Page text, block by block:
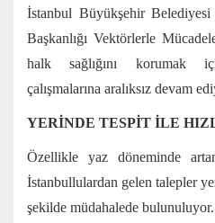
İstanbul Büyükşehir
Başkanlığı Vektörlerle
halk sağlığını korumak
çalışmalarına aralıksız devam
YERİNDE TESPİT İLE
Özellikle yaz döneminde
İstanbullulardan gelen talepler
şekilde müdahalede bulunuluyor.